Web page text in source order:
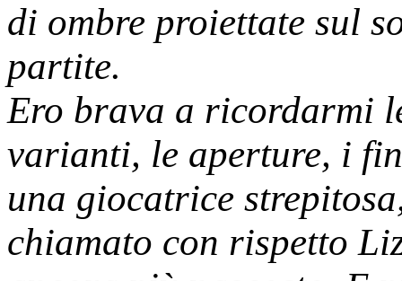
di ombre proiettate sul
partite.
Ero brava a ricordarmi
varianti, le aperture, i
una giocatrice
chiamato con rispetto